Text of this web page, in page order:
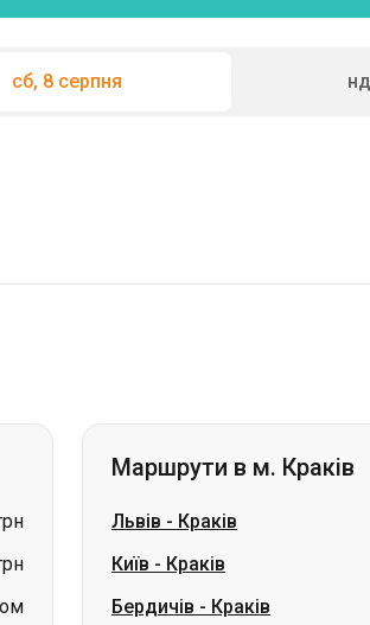
сб, 8 серпня
Маршрути в м. Краків
Львів - Краків
Київ - Краків
Бердичів - Краків